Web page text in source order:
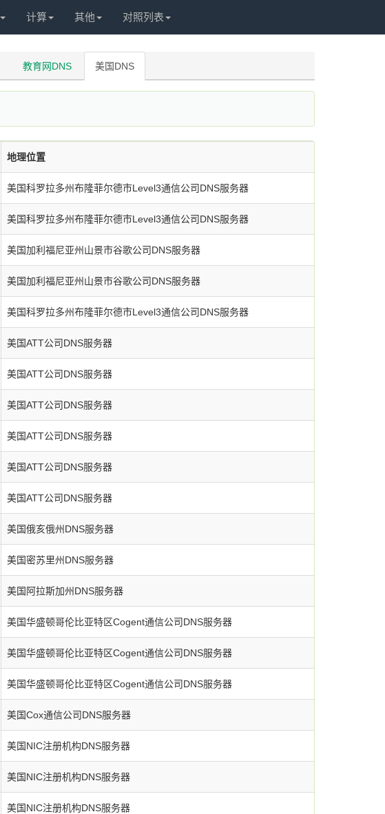
计算 其他 对照列表
教育网DNS 美国DNS
地理位置
美国科罗拉多州布隆菲尔德市Level3通信公司DNS服务器
美国科罗拉多州布隆菲尔德市Level3通信公司DNS服务器
美国加利福尼亚州山景市谷歌公司DNS服务器
美国加利福尼亚州山景市谷歌公司DNS服务器
美国科罗拉多州布隆菲尔德市Level3通信公司DNS服务器
美国ATT公司DNS服务器
美国ATT公司DNS服务器
美国ATT公司DNS服务器
美国ATT公司DNS服务器
美国ATT公司DNS服务器
美国ATT公司DNS服务器
美国俄亥俄州DNS服务器
美国密苏里州DNS服务器
美国阿拉斯加州DNS服务器
美国华盛顿哥伦比亚特区Cogent通信公司DNS服务器
美国华盛顿哥伦比亚特区Cogent通信公司DNS服务器
美国华盛顿哥伦比亚特区Cogent通信公司DNS服务器
美国Cox通信公司DNS服务器
美国NIC注册机构DNS服务器
美国NIC注册机构DNS服务器
美国NIC注册机构DNS服务器